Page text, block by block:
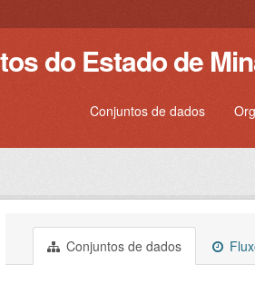
do Estado de
Conjuntos de dados
Conjuntos de dados